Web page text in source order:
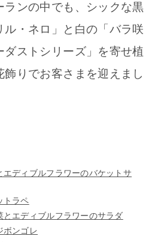
ランの中でも、シックな黒
ル・ネロ」と白の「バラ咲
ダストシリーズ」を寄せ植
飾りでお客さまを迎えまし
ディブルフラワーのバケットサ
ラペ
エディブルフラワーのサラダ
ンゴレ